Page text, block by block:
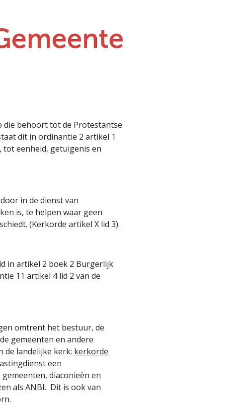
die behoort tot de Protestantse
dit in ordinantie 2 artikel 1
tot eenheid, getuigenis en
in de dienst van
is, te helpen waar geen
(Kerkorde artikel X lid 3).
in artikel 2 boek 2 Burgerlijk
11 artikel 4 lid 2 van de
omtrent het bestuur, de
gemeenten en andere
de landelijke kerk: kerkorde
een
diaconieën en
als ANBI. Dit is ook van